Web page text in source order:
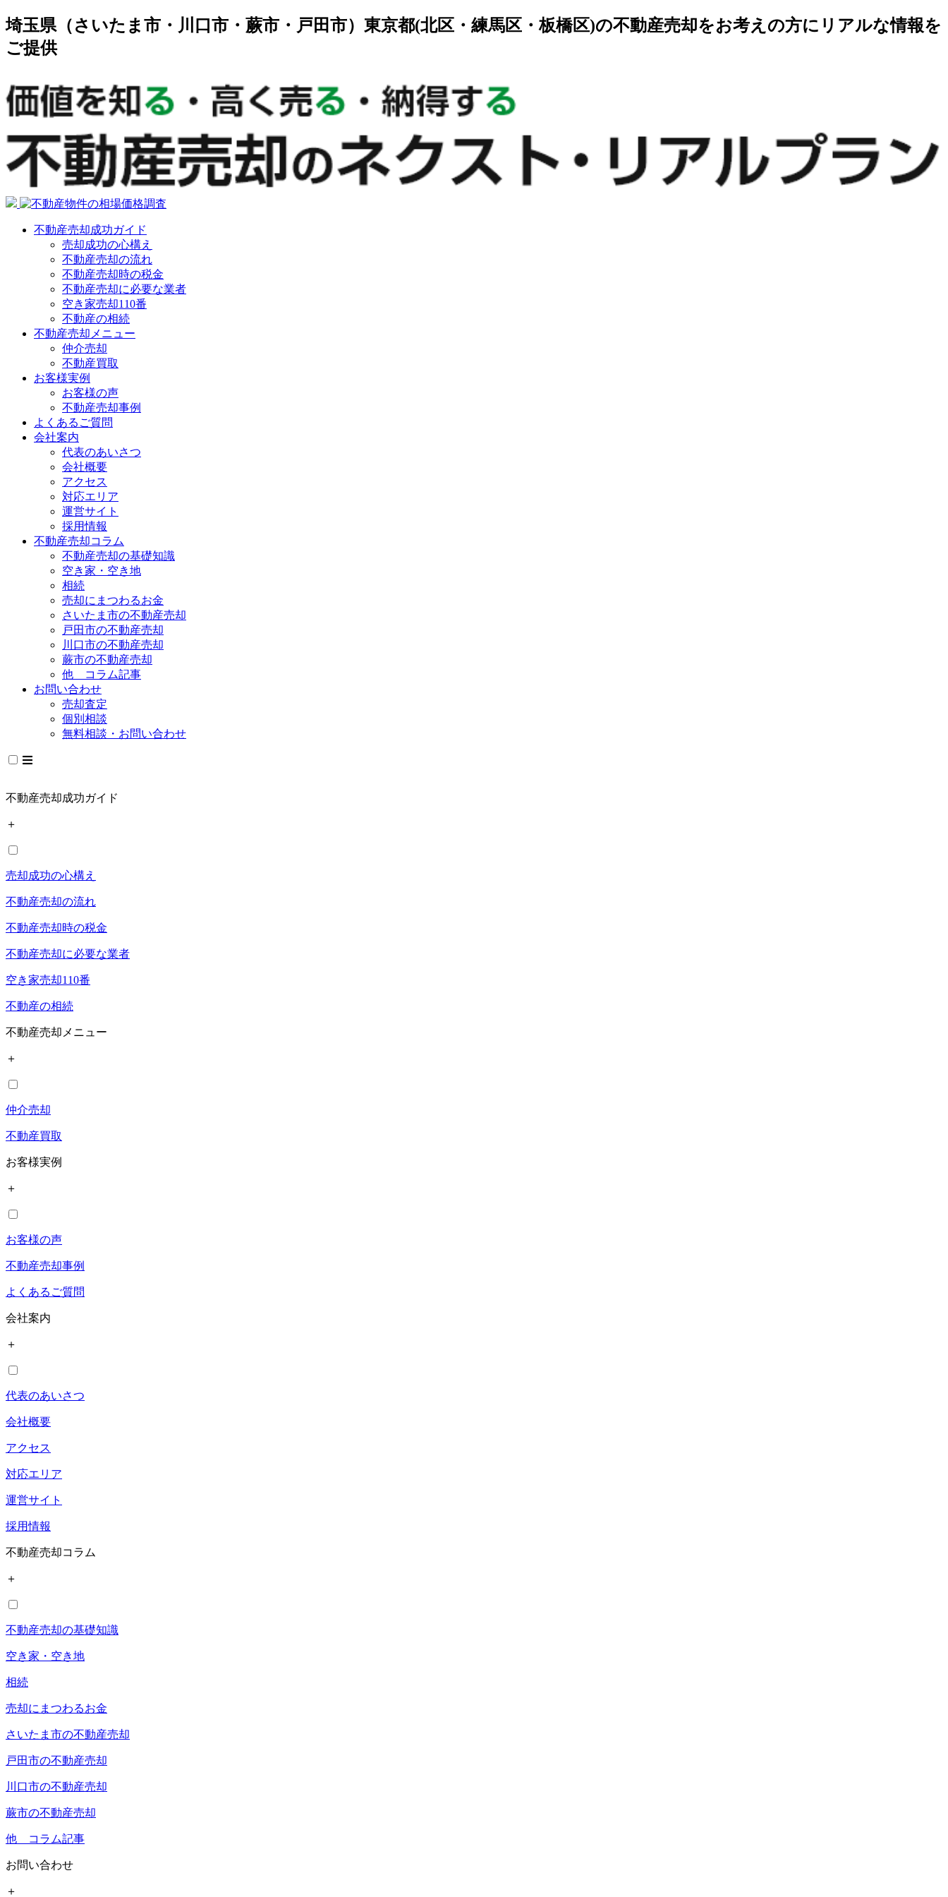
埼玉県（さいたま市・川口市・蕨市・戸田市）東京都(北区・練馬区・板橋区)の不動産売却をお考えの方にリアルな情報を
ご提供
不動産売却成功ガイド
売却成功の心構え
不動産売却の流れ
不動産売却時の税金
不動産売却に必要な業者
空き家売却110番
不動産の相続
不動産売却メニュー
仲介売却
不動産買取
お客様実例
お客様の声
不動産売却事例
よくあるご質問
会社案内
代表のあいさつ
会社概要
アクセス
対応エリア
運営サイト
採用情報
不動産売却コラム
不動産売却の基礎知識
空き家・空き地
相続
売却にまつわるお金
さいたま市の不動産売却
戸田市の不動産売却
川口市の不動産売却
蕨市の不動産売却
他 コラム記事
お問い合わせ
売却査定
個別相談
無料相談・お問い合わせ
不動産売却成功ガイド
＋
売却成功の心構え
不動産売却の流れ
不動産売却時の税金
不動産売却に必要な業者
空き家売却110番
不動産の相続
不動産売却メニュー
＋
仲介売却
不動産買取
お客様実例
＋
お客様の声
不動産売却事例
よくあるご質問
会社案内
＋
代表のあいさつ
会社概要
アクセス
対応エリア
運営サイト
採用情報
不動産売却コラム
＋
不動産売却の基礎知識
空き家・空き地
相続
売却にまつわるお金
さいたま市の不動産売却
戸田市の不動産売却
川口市の不動産売却
蕨市の不動産売却
他 コラム記事
お問い合わせ
＋